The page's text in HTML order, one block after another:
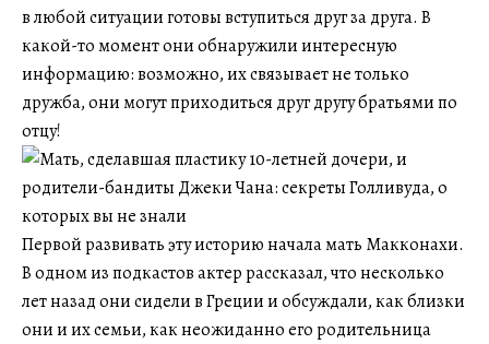
в любой ситуации готовы вступиться друг за друга. В
какой-то момент они обнаружили интересную
информацию: возможно, их связывает не только
дружба, они могут приходиться друг другу братьями по
отцу!
Первой развивать эту историю начала мать Макконахи.
В одном из подкастов актер рассказал, что несколько
лет назад они сидели в Греции и обсуждали, как близки
они и их семьи, как неожиданно его родительница